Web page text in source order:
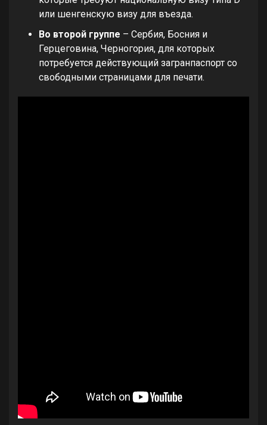
или шенгенскую визу для въезда.
Во второй группе – Сербия, Босния и
Герцеговина, Черногория, для которых
потребуется действующий загранпаспорт со
свободными страницами для печати.